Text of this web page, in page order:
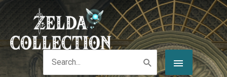
springen
for:
navigation